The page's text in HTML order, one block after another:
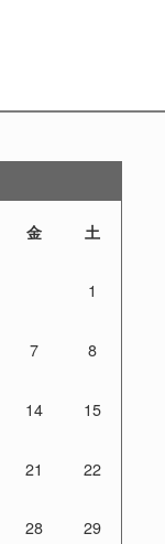
金 土
1
7 8
14 15
21 22
28 29